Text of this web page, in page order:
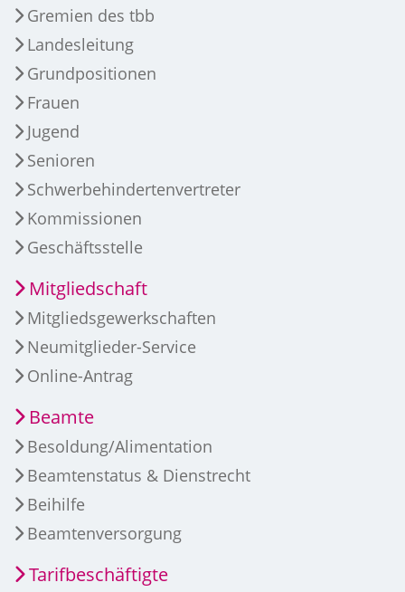
Gremien des tbb
Landesleitung
Grundpositionen
Frauen
Jugend
Senioren
Schwerbehindertenvertreter
Kommissionen
Geschäftsstelle
Mitgliedschaft
Mitgliedsgewerkschaften
Neumitglieder-Service
Online-Antrag
Beamte
Besoldung/Alimentation
Beamtenstatus & Dienstrecht
Beihilfe
Beamtenversorgung
Tarifbeschäftigte